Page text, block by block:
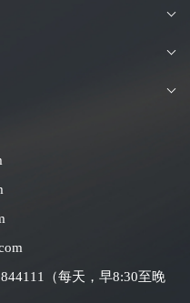
（每天，早8:30至晚